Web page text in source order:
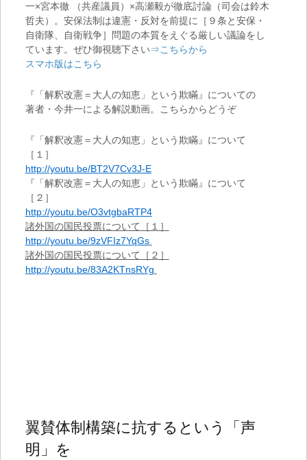
一×宮本徹 （共産議員）×高瀬毅が徹底討論（司会は鈴木
哲夫）。安保法制は違憲・反対を前提に［９条と安保・
自衛隊、自衛戦争］問題の本質をえぐる厳しい議論をし
ています。ぜひ御視聴下さい⇒こちらから
スマホ版はこちら
『「解釈改憲＝大人の知恵」という欺瞞』についての
著者・今井一による解説動画。こちらからどうぞ
『「解釈改憲＝大人の知恵」という欺瞞』について
［１］
http://youtu.be/BT2V7Cv3J-E
『「解釈改憲＝大人の知恵」という欺瞞』について
［２］
http://youtu.be/O3vtgbaRTP4
諸外国の国民投票について［１］
http://youtu.be/9zVFIz7YqGs
諸外国の国民投票について［２］
http://youtu.be/83A2KTnsRYg
翼賛体制構築に抗するという「声
明」を